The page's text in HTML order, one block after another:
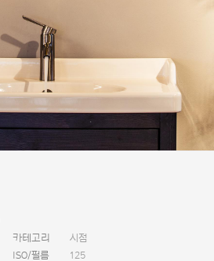
카테고리
시점
ISO/필름
125